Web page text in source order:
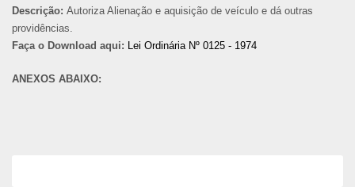
Descrição: Autoriza Alienação e aquisição de veículo e dá outras
providências.
Faça o Download aqui: Lei Ordinária Nº 0125 - 1974
ANEXOS ABAIXO: